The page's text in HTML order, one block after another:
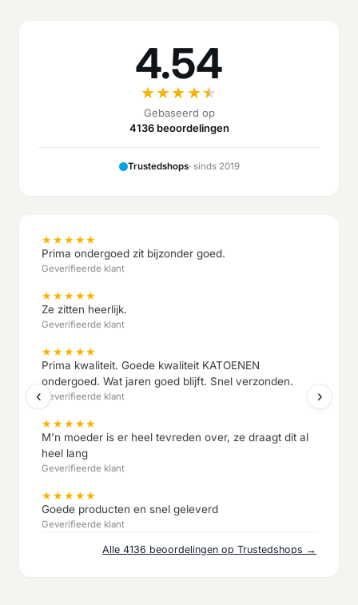
4.54
★★★★★
Gebaseerd op
4136 beoordelingen
Trustedshops· sinds 2019
★★★★★
Prima ondergoed zit bijzonder goed.
Geverifieerde klant
★★★★★
Ze zitten heerlijk.
Geverifieerde klant
★★★★★
Prima kwaliteit. Goede kwaliteit KATOENEN
ondergoed. Wat jaren goed blijft. Snel verzonden.
Geverifieerde klant
★★★★★
M'n moeder is er heel tevreden over, ze draagt dit al
heel lang
Geverifieerde klant
★★★★★
Goede producten en snel geleverd
Geverifieerde klant
‹ ›
Alle 4136 beoordelingen op Trustedshops →